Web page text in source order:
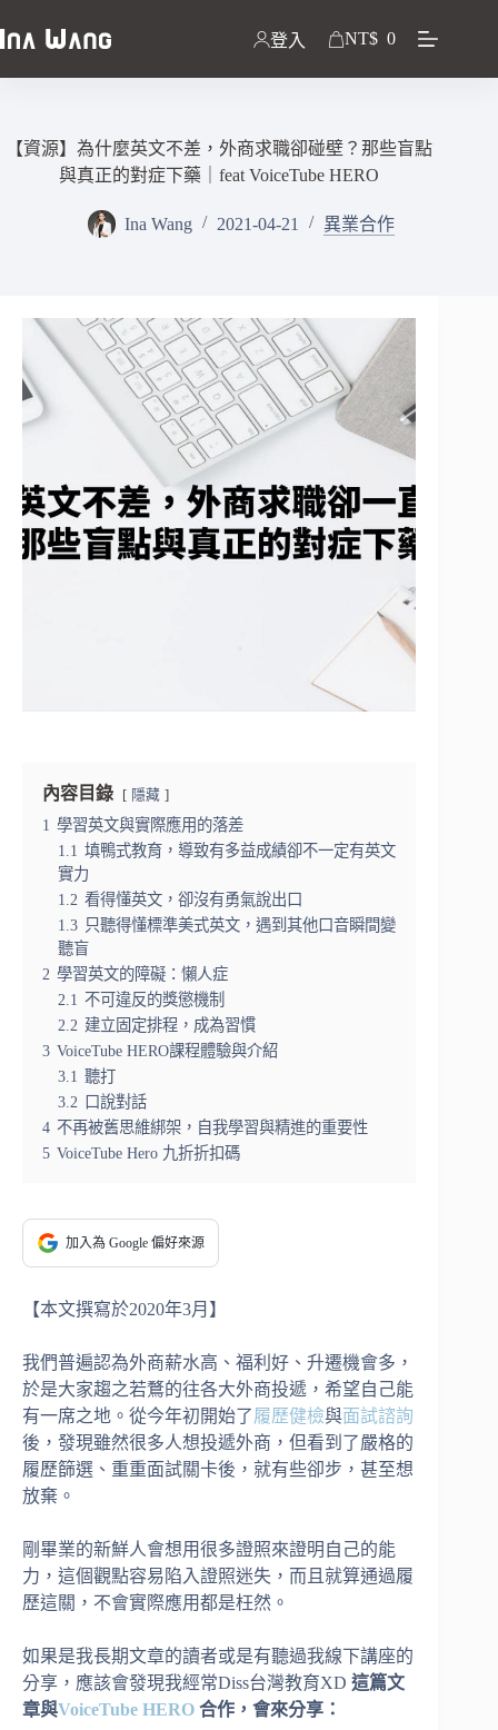
登入 NT$ 0
【資源】為什麼英文不差，外商求職卻碰壁？那些盲點
與真正的對症下藥｜feat VoiceTube HERO
Ina Wang 2021-04-21 異業合作
內容目錄 隱藏
1 學習英文與實際應用的落差
1.1 填鴨式教育，導致有多益成績卻不一定有英文
實力
1.2 看得懂英文，卻沒有勇氣說出口
1.3 只聽得懂標準美式英文，遇到其他口音瞬間變
聽盲
2 學習英文的障礙：懶人症
2.1 不可違反的獎懲機制
2.2 建立固定排程，成為習慣
3 VoiceTube HERO課程體驗與介紹
3.1 聽打
3.2
口說對話
4 不再被舊思維綁架，自我學習與精進的重要性
5 VoiceTube Hero 九折折扣碼
加入為 Google 偏好來源
【本文撰寫於2020年3月】
我們普遍認為外商薪水高、福利好、升遷機會多，
於是大家趨之若鶩的往各大外商投遞，希望自己能
有一席之地。從今年初開始了履歷健檢與面試諮詢
後，發現雖然很多人想投遞外商，但看到了嚴格的
履歷篩選、重重面試關卡後，就有些卻步，甚至想
放棄。
剛畢業的新鮮人會想用很多證照來證明自己的能
力，這個觀點容易陷入證照迷失，而且就算通過履
歷這關，不會實際應用都是枉然。
如果是我長期文章的讀者或是有聽過我線下講座的
分享，應該會發現我經常Diss台灣教育XD 這篇文
章與VoiceTube HERO 合作，會來分享：